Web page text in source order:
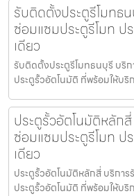
รับติดตั้งประตูรีโมทธ
ซ่อมแซมประตูรีโมท ป
เดียว
รับติดตั้งประตูรีโมทธนบุรี บริ
ประตูรั้วอัตโนมัติ ที่พร้อมให้บริ
ประตูรั้วอัตโนมัติหลัก
ซ่อมแซมประตูรีโมท ป
เดียว
ประตูรั้วอัตโนมัติหลักสี่ บริกา
ประตูรั้วอัตโนมัติ ที่พร้อมให้บริ